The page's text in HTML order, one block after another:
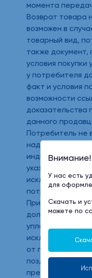
момента
Возврат товара
возможен в
товарный вид,
также
условия покупки
у потребителя
факт и условия
возможности
доказательства
данного
Потребитель не
надлежащего
индивидуально-
указанный
исключительно
потребителем.
При отказе
должен
уплаченную
исключением
от потребителя
позднее чем
предъявления
Внимание!
У нас есть
для
Скачать и
можете по